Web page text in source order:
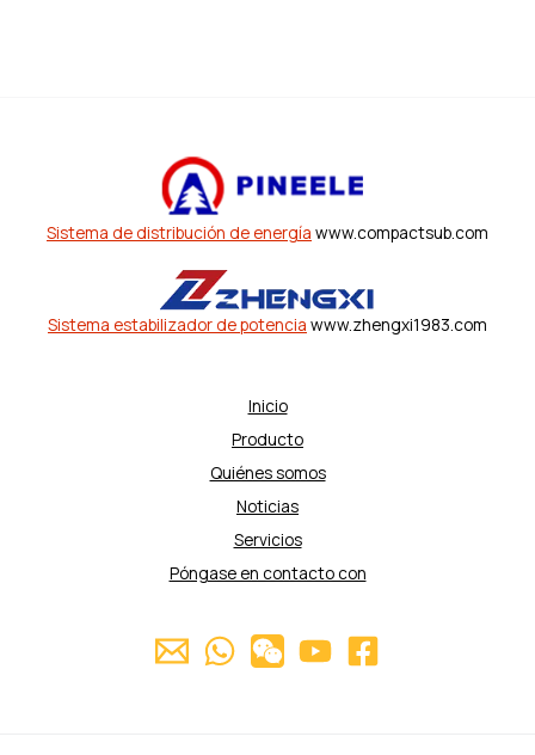
Sistema de distribución de energía www.compactsub.com
Sistema estabilizador de potencia www.zhengxi1983.com
Inicio
Producto
Quiénes somos
Noticias
Servicios
Póngase en contacto con